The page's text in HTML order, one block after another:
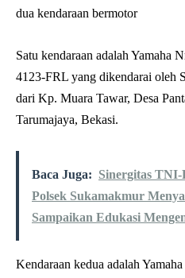
dua kendaraan bermotor
Satu kendaraan adalah Yamaha
4123-FRL yang dikendarai oleh
dari Kp. Muara Tawar, Desa
Tarumajaya, Bekasi.
Baca Juga: Sinergitas
Polsek Sukamakmur
Sampaikan Edukasi
Kendaraan kedua adalah